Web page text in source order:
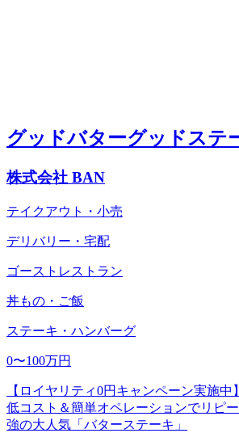
グッドバターグッドステ
株式会社 BAN
テイクアウト・小売
デリバリー・宅配
ゴーストレストラン
丼もの・ご飯
ステーキ・ハンバーグ
0〜100万円
【ロイヤリティ0円キャンペーン実施中
低コスト＆簡単オペレーションでリピ
強の大人気「バターステーキ」